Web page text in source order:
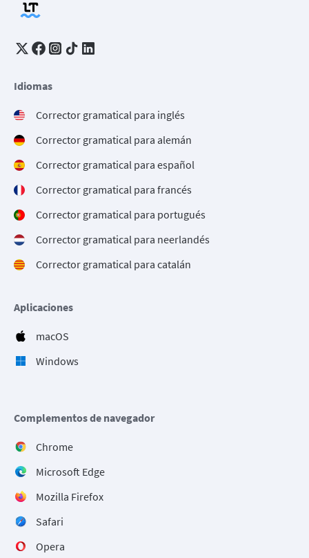
Idiomas
Corrector gramatical para inglés
Corrector gramatical para alemán
Corrector gramatical para español
Corrector gramatical para francés
Corrector gramatical para portugués
Corrector gramatical para neerlandés
Corrector gramatical para catalán
Aplicaciones
macOS
Windows
Complementos de navegador
Chrome
Microsoft Edge
Mozilla Firefox
Safari
Opera